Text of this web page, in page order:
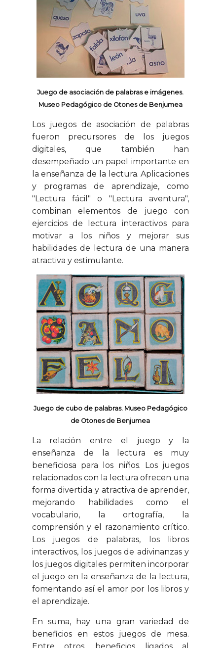
Juego de asociación de palabras e imágenes.
Museo Pedagógico de Otones de Benjumea
Los juegos de asociación de palabras
fueron precursores de los juegos
digitales, que también han
desempeñado un papel importante en
la enseñanza de la lectura. Aplicaciones
y programas de aprendizaje, como
"Lectura fácil" o "Lectura aventura",
combinan elementos de juego con
ejercicios de lectura interactivos para
motivar a los niños y mejorar sus
habilidades de lectura de una manera
atractiva y estimulante.
Juego de cubo de palabras. Museo Pedagógico
de Otones de Benjumea
La relación entre el juego y la
enseñanza de la lectura es muy
beneficiosa para los niños. Los juegos
relacionados con la lectura ofrecen una
forma divertida y atractiva de aprender,
mejorando habilidades como el
vocabulario, la ortografía, la
comprensión y el razonamiento crítico.
Los juegos de palabras, los libros
interactivos, los juegos de adivinanzas y
los juegos digitales permiten incorporar
el juego en la enseñanza de la lectura,
fomentando así el amor por los libros y
el aprendizaje.
En suma, hay una gran variedad de
beneficios en estos juegos de mesa.